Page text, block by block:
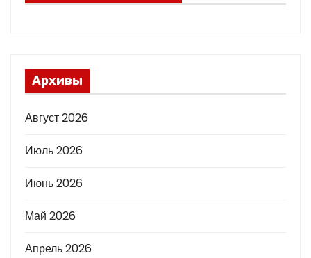
Архивы
Август 2026
Июль 2026
Июнь 2026
Май 2026
Апрель 2026